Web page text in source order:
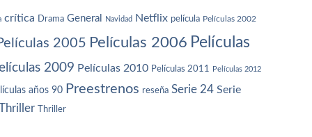
crítica Drama General Navidad Netflix película Películas 2002
2005 Películas 2006 Películas
2009 Películas 2010 Películas 2011 Películas 2012
años 90 Preestrenos reseña Serie 24 Serie
Thriller